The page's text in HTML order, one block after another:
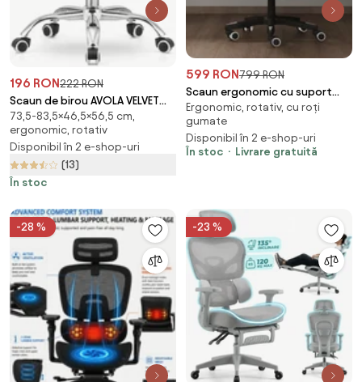
196 RON 222 RON
Scaun de birou AVOLA VELVET
albastru
73,5-83,5×46,5×56,5 cm,
ergonomic, rotativ
Disponibil în 2 e-shop-uri
(13)
În stoc
599 RON799 RON
Scaun ergonomic cu suport
lombar, pivotant 360°, tetieră
reglabilă, suport pentru
picioare, Mesh, Negru
Ergonomic, rotativ, cu roți
gumate
Disponibil în 2 e-shop-uri
În stoc
Livrare gratuită
-28 % -23 %